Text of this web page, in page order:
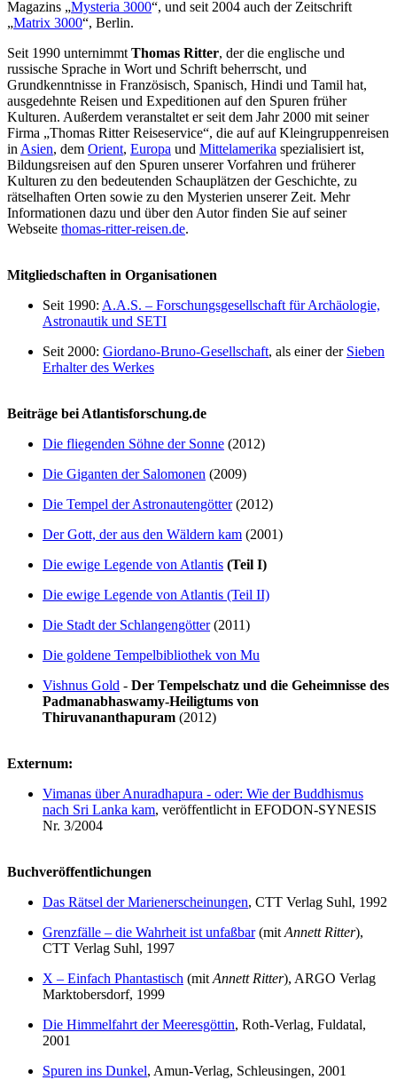
Magazins „Mysteria 3000“, und seit 2004 auch der Zeitschrift
„Matrix 3000“, Berlin.
Seit 1990 unternimmt Thomas Ritter, der die englische und
russische Sprache in Wort und Schrift beherrscht, und
Grundkenntnisse in Französisch, Spanisch, Hindi und Tamil hat,
ausgedehnte Reisen und Expeditionen auf den Spuren früher
Kulturen. Außerdem veranstaltet er seit dem Jahr 2000 mit seiner
Firma „Thomas Ritter Reiseservice“, die auf auf Kleingruppenreisen
in Asien, dem Orient, Europa und Mittelamerika spezialisiert ist,
Bildungsreisen auf den Spuren unserer Vorfahren und früherer
Kulturen zu den bedeutenden Schauplätzen der Geschichte, zu
rätselhaften Orten sowie zu den Mysterien unserer Zeit. Mehr
Informationen dazu und über den Autor finden Sie auf seiner
Webseite thomas-ritter-reisen.de.
Mitgliedschaften in Organisationen
Seit 1990: A.A.S. – Forschungsgesellschaft für Archäologie,
Astronautik und SETI
Seit 2000: Giordano-Bruno-Gesellschaft, als einer der Sieben
Erhalter des Werkes
Beiträge bei Atlantisforschung.de
Die fliegenden Söhne der Sonne (2012)
Die Giganten der Salomonen (2009)
Die Tempel der Astronautengötter(2012)
Der Gott, der aus den Wäldern kam (2001)
Die ewige Legende von Atlantis (Teil I)
Die ewige Legende von Atlantis (Teil II)
Die Stadt der Schlangengötter(2011)
Die goldene Tempelbibliothek von Mu
Vishnus Gold - Der Tempelschatz und die Geheimnisse des
Padmanabhaswamy-Heiligtums von
Thiruvananthapuram (2012)
Externum:
Vimanas über Anuradhapura - oder: Wie der Buddhismus
nach Sri Lanka kam, veröffentlicht in EFODON-SYNESIS
Nr. 3/2004
Buchveröffentlichungen
Das Rätsel der Marienerscheinungen, CTT Verlag Suhl, 1992
Grenzfälle – die Wahrheit ist unfaßbar(mit Annett Ritter),
CTT Verlag Suhl, 1997
X – Einfach Phantastisch (mit Annett Ritter), ARGO Verlag
Marktobersdorf, 1999
Die Himmelfahrt der Meeresgöttin, Roth-Verlag, Fuldatal,
2001
Spuren ins Dunkel, Amun-Verlag, Schleusingen, 2001